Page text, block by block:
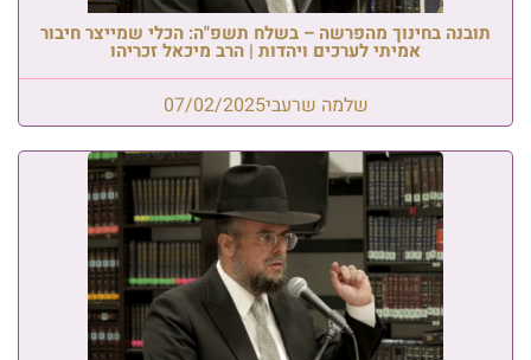
תובנה בחינוך מהפרשה – בשלח תשפ"ה: הכלי שמייצר חיבור
אמיתי לערכים ויהדות | הרב מיכאל זכריהו
שלמה שרעבי07/02/2025